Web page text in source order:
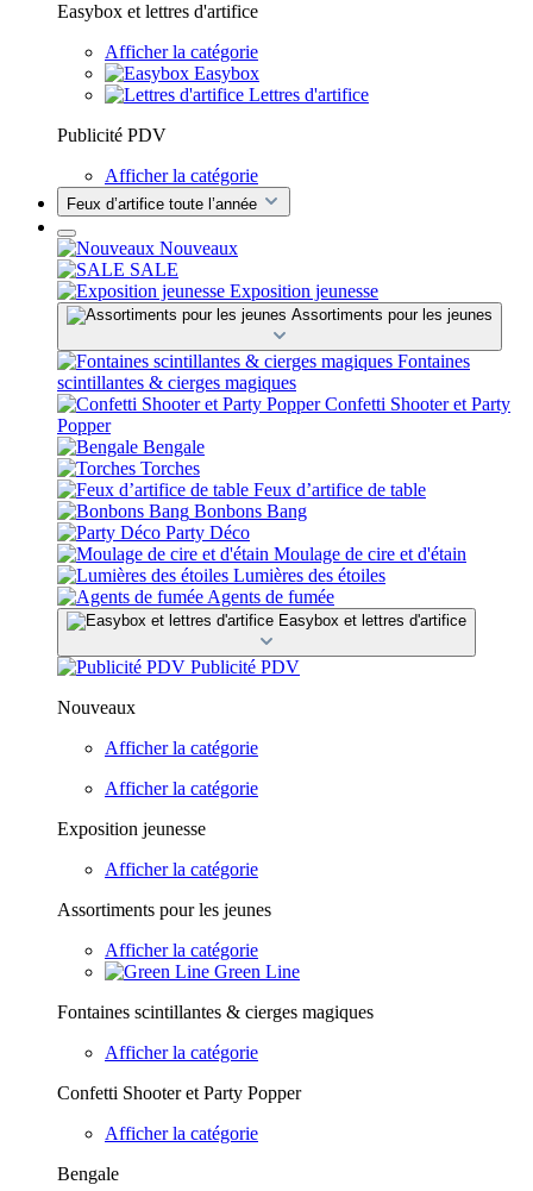
Easybox et lettres d'artifice
Afficher la catégorie
Easybox
Lettres d'artifice
Publicité PDV
Afficher la catégorie
Feux d’artifice toute l’année
Nouveaux
SALE
Exposition jeunesse
Assortiments pour les jeunes
Fontaines
scintillantes & cierges magiques
Confetti Shooter et Party
Popper
Bengale
Torches
Feux d’artifice de table
Bonbons Bang
Party Déco
Moulage de cire et d'étain
Lumières des étoiles
Agents de fumée
Easybox et lettres d'artifice
Publicité PDV
Nouveaux
Afficher la catégorie
Afficher la catégorie
Exposition jeunesse
Afficher la catégorie
Assortiments pour les jeunes
Afficher la catégorie
Green Line
Fontaines scintillantes & cierges magiques
Afficher la catégorie
Confetti Shooter et Party Popper
Afficher la catégorie
Bengale